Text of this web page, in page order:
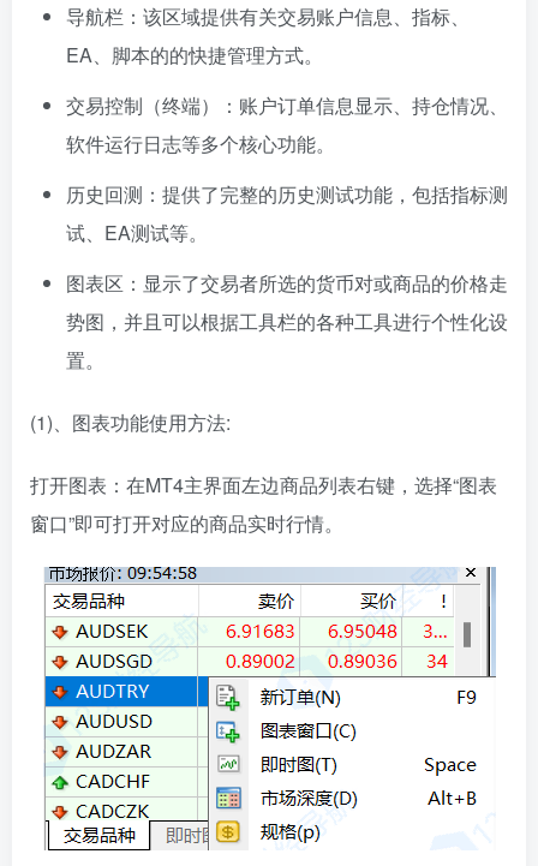
导航栏：该区域提供有关交易账户信息、指标、
EA、脚本的的快捷管理方式。
交易控制（终端）：账户订单信息显示、持仓情况、
软件运行日志等多个核心功能。
历史回测：提供了完整的历史测试功能，包括指标测
试、EA测试等。
图表区：显示了交易者所选的货币对或商品的价格走
势图，并且可以根据工具栏的各种工具进行个性化设
置。
(1)、图表功能使用方法:
打开图表：在MT4主界面左边商品列表右键，选择“图表
窗口”即可打开对应的商品实时行情。